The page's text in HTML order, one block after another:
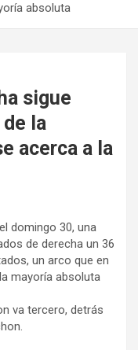
absoluta
sigue
la
acerca a la
domingo 30, una
de derecha un 36
un arco que en
mayoría absoluta
va tercero, detrás